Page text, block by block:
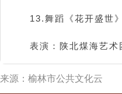
13.舞蹈《花开盛世》
表演：陕北煤海艺术
来源：榆林市公共文化云